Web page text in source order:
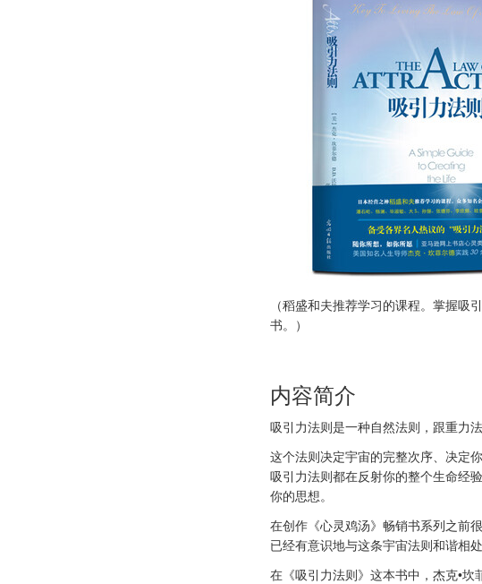
（稻盛和夫推荐学习的课程。掌握
书。）
内容简介
吸引力法则是一种自然法则，跟重力
这个法则决定宇宙的完整次序、决定
吸引力法则都在反射你的整个生命经
你的思想。
在创作《心灵鸡汤》畅销书系列之前
已经有意识地与这条宇宙法则和谐相
在《吸引力法则》这本书中，杰克•坎